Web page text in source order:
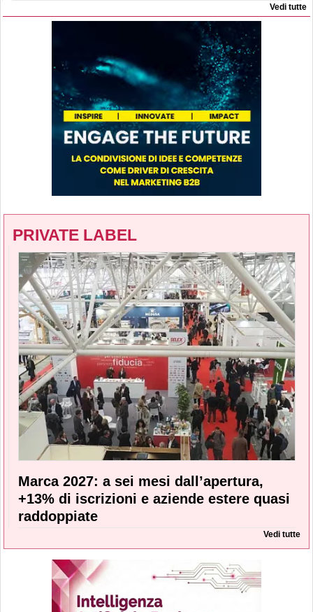
Vedi tutte
PRIVATE LABEL
Marca 2027: a sei mesi dall’apertura,
+13% di iscrizioni e aziende estere quasi
raddoppiate
Vedi tutte